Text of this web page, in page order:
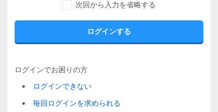
次回から入力を省略する
ログインでお困りの方
ログインできない
毎回ログインを求められる